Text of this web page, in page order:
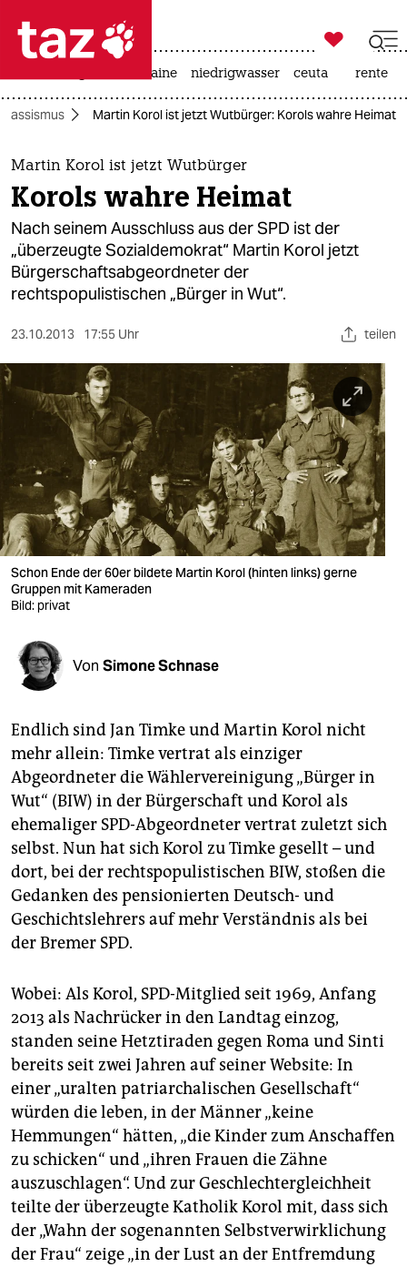
 taz zahl ich
taz zahl ich
themen
politik
öko
gesellschaft
kultur
sport
berlin
wahrheit
verlag
verlag
veranstaltungen
shop
fragen & hilfe
abo
genossenschaft
epaper login

taz zahl ich
krieg in der ukraine niedrigwasser ceuta rente
Rassismus Martin Korol ist jetzt Wutbürger: Korols wahre Heimat
Martin Korol ist jetzt Wutbürger
Korols wahre Heimat
Nach seinem Ausschluss aus der SPD ist der
„überzeugte Sozialdemokrat“ Martin Korol jetzt
Bürgerschaftsabgeordneter der
rechtspopulistischen „Bürger in Wut“.
23.10.2013 17:55 Uhr teilen
Schon Ende der 60er bildete Martin Korol (hinten links) gerne
Gruppen mit Kameraden
Bild: privat
Von Simone Schnase
Endlich sind Jan Timke und Martin Korol nicht
mehr allein: Timke vertrat als einziger
Abgeordneter die Wählervereinigung „Bürger in
Wut“ (BIW) in der Bürgerschaft und Korol als
ehemaliger SPD-Abgeordneter vertrat zuletzt sich
selbst. Nun hat sich Korol zu Timke gesellt – und
dort, bei der rechtspopulistischen BIW, stoßen die
Gedanken des pensionierten Deutsch- und
Geschichtslehrers auf mehr Verständnis als bei
der Bremer SPD.
Wobei: Als Korol, SPD-Mitglied seit 1969, Anfang
2013 als Nachrücker in den Landtag einzog,
standen seine Hetztiraden gegen Roma und Sinti
bereits seit zwei Jahren auf seiner Website: In
einer „uralten patriarchalischen Gesellschaft“
würden die leben, in der Männer „keine
Hemmungen“ hätten, „die Kinder zum Anschaffen
zu schicken“ und „ihren Frauen die Zähne
auszuschlagen“. Und zur Geschlechtergleichheit
teilte der überzeugte Katholik Korol mit, dass sich
der „Wahn der sogenannten Selbstverwirklichung
der Frau“ zeige „in der Lust an der Entfremdung